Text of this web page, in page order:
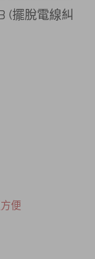
(擺脫電線糾
便